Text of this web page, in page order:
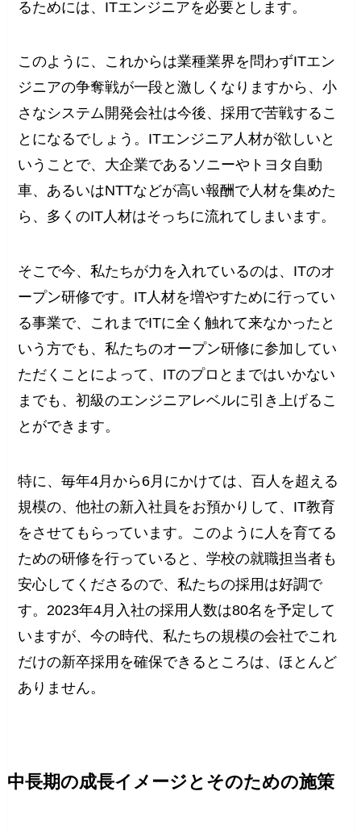
るためには、ITエンジニアを必要とします。
このように、これからは業種業界を問わずITエン
ジニアの争奪戦が一段と激しくなりますから、小
さなシステム開発会社は今後、採用で苦戦するこ
とになるでしょう。ITエンジニア人材が欲しいと
いうことで、大企業であるソニーやトヨタ自動
車、あるいはNTTなどが高い報酬で人材を集めた
ら、多くのIT人材はそっちに流れてしまいます。
そこで今、私たちが力を入れているのは、ITのオ
ープン研修です。IT人材を増やすために行ってい
る事業で、これまでITに全く触れて来なかったと
いう方でも、私たちのオープン研修に参加してい
ただくことによって、ITのプロとまではいかない
までも、初級のエンジニアレベルに引き上げるこ
とができます。
特に、毎年4月から6月にかけては、百人を超える
規模の、他社の新入社員をお預かりして、IT教育
をさせてもらっています。このように人を育てる
ための研修を行っていると、学校の就職担当者も
安心してくださるので、私たちの採用は好調で
す。2023年4月入社の採用人数は80名を予定して
いますが、今の時代、私たちの規模の会社でこれ
だけの新卒採用を確保できるところは、ほとんど
ありません。
中長期の成長イメージとそのための施策